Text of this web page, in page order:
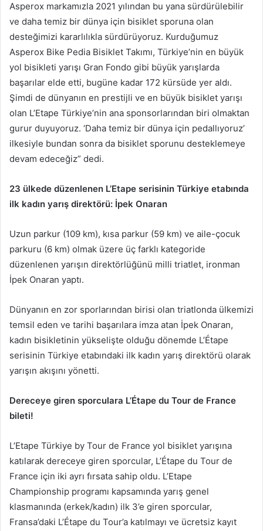
Asperox markamızla 2021 yılından bu yana sürdürülebilir
ve daha temiz bir dünya için bisiklet sporuna olan
desteğimizi kararlılıkla sürdürüyoruz. Kurduğumuz
Asperox Bike Pedia Bisiklet Takımı, Türkiye’nin en büyük
yol bisikleti yarışı Gran Fondo gibi büyük yarışlarda
başarılar elde etti, bugüne kadar 172 kürsüde yer aldı.
Şimdi de dünyanın en prestijli ve en büyük bisiklet yarışı
olan L’Etape Türkiye’nin ana sponsorlarından biri olmaktan
gurur duyuyoruz. ‘Daha temiz bir dünya için pedallıyoruz’
ilkesiyle bundan sonra da bisiklet sporunu desteklemeye
devam edeceğiz” dedi.
23 ülkede düzenlenen L’Etape serisinin Türkiye etabında
ilk kadın yarış direktörü: İpek Onaran
Uzun parkur (109 km), kısa parkur (59 km) ve aile-çocuk
parkuru (6 km) olmak üzere üç farklı kategoride
düzenlenen yarışın direktörlüğünü milli triatlet, ironman
İpek Onaran yaptı.
Dünyanın en zor sporlarından birisi olan triatlonda ülkemizi
temsil eden ve tarihi başarılara imza atan İpek Onaran,
kadın bisikletinin yükselişte olduğu dönemde L’Étape
serisinin Türkiye etabındaki ilk kadın yarış direktörü olarak
yarışın akışını yönetti.
Dereceye giren sporculara L’Étape du Tour de France
bileti!
L’Etape Türkiye by Tour de France yol bisiklet yarışına
katılarak dereceye giren sporcular, L’Étape du Tour de
France için iki ayrı fırsata sahip oldu. L’Etape
Championship programı kapsamında yarış genel
klasmanında (erkek/kadın) ilk 3’e giren sporcular,
Fransa’daki L’Étape du Tour’a katılmayı ve ücretsiz kayıt